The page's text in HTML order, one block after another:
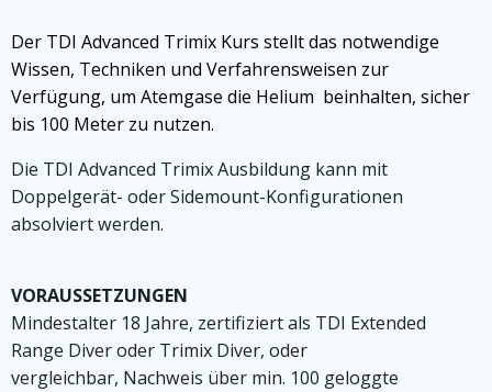
Der TDI Advanced Trimix Kurs stellt das notwendige
Wissen, Techniken und Verfahrensweisen zur
Verfügung, um Atemgase die Helium beinhalten, sicher
bis 100 Meter zu nutzen.
Die TDI Advanced Trimix Ausbildung kann mit
Doppelgerät- oder Sidemount-Konfigurationen
absolviert werden.
VORAUSSETZUNGEN
Mindestalter 18 Jahre, zertifiziert als TDI Extended
Range Diver oder Trimix Diver, oder
vergleichbar, Nachweis über min. 100 geloggte